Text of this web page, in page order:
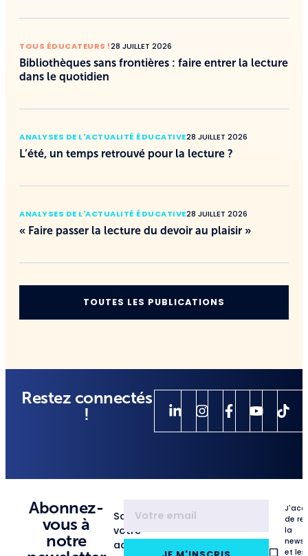
TOUS ÉDUCATEURS !28 JUILLET 2026
Bibliothèques sans frontières : faire entrer la lecture
dans le quotidien
ANALYSES DE L'ACTUALITÉ ÉDUCATIVE28 JUILLET 2026
L’été, un temps retrouvé pour la lecture ?
ANALYSES DE L'ACTUALITÉ ÉDUCATIVE28 JUILLET 2026
« Faire passer la lecture du devoir au plaisir »
TOUTES LES PUBLICATIONS
Restez connectés
!
Abonnez-
vous à
notre
Saisissez
votre
adresse
de
la
et les